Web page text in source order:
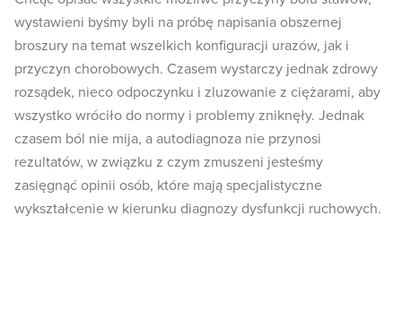
wystawieni byśmy byli na próbę napisania obszernej
broszury na temat wszelkich konfiguracji urazów, jak i
przyczyn chorobowych. Czasem wystarczy jednak zdrowy
rozsądek, nieco odpoczynku i zluzowanie z ciężarami, aby
wszystko wróciło do normy i problemy zniknęły. Jednak
czasem ból nie mija, a autodiagnoza nie przynosi
rezultatów, w związku z czym zmuszeni jesteśmy
zasięgnąć opinii osób, które mają specjalistyczne
wykształcenie w kierunku diagnozy dysfunkcji ruchowych.